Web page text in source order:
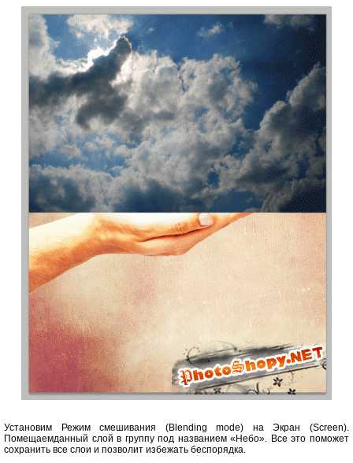
Установим Режим смешивания (Blending mode) на Экран (Screen).
Помещаемданный слой в группу под названием «Небо». Все это поможет
сохранить все слои и позволит избежать беспорядка.